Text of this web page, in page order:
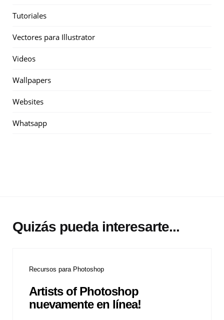
Tutoriales
Vectores para Illustrator
Videos
Wallpapers
Websites
Whatsapp
Quizás pueda interesarte...
Recursos para Photoshop
Artists of Photoshop
nuevamente en línea!